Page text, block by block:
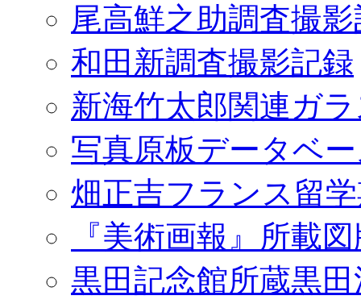
尾高鮮之助調査撮
和田新調査撮影記録
新海竹太郎関連ガ
写真原板データベ
畑正吉フランス留
『美術画報』所載
黒田記念館所蔵黒